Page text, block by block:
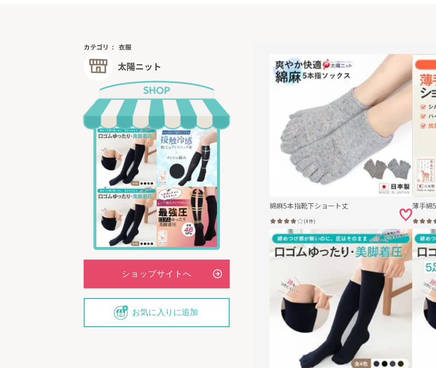
表綿、裏シルク
手首足首ウォーマー
1,132円(税
日本製 1足
<2組までメール便可能>
カラーは3色からお選びいただけます
グレー(Gray)
カテゴリ 衣服
太陽ニット
お気に入りに追加
綿麻5本指靴下ショート丈
(4件)
薄手綿